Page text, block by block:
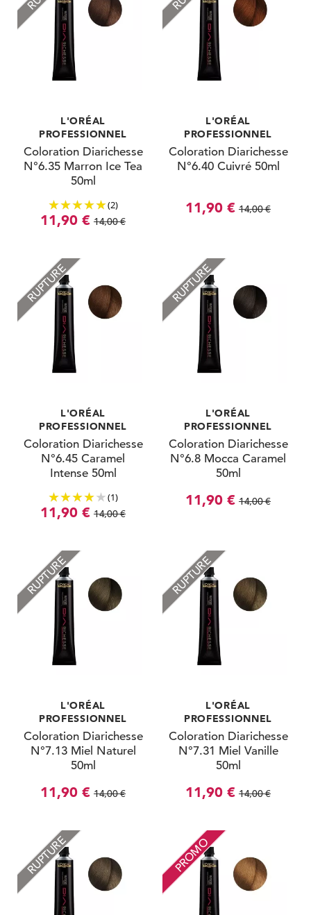
L'ORÉAL
PROFESSIONNEL
Coloration Diarichesse
N°6.35 Marron Ice Tea
50ml
(2)
11,90 € 14,00 €
L'ORÉAL
PROFESSIONNEL
Coloration Diarichesse
N°6.40 Cuivré 50ml
11,90 € 14,00 €
RUPTURE
L'ORÉAL
PROFESSIONNEL
Coloration Diarichesse
N°6.45 Caramel
Intense 50ml
(1)
11,90 € 14,00 €
RUPTURE
L'ORÉAL
PROFESSIONNEL
Coloration Diarichesse
N°6.8 Mocca Caramel
50ml
11,90 € 14,00 €
RUPTURE
L'ORÉAL
PROFESSIONNEL
Coloration Diarichesse
N°7.13 Miel Naturel
50ml
11,90 € 14,00 €
RUPTURE
L'ORÉAL
PROFESSIONNEL
Coloration Diarichesse
N°7.31 Miel Vanille
50ml
11,90 € 14,00 €
RUPTURE PROMO